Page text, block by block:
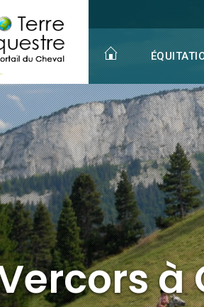
La Chapelle en Vercors dans la Drôme
à